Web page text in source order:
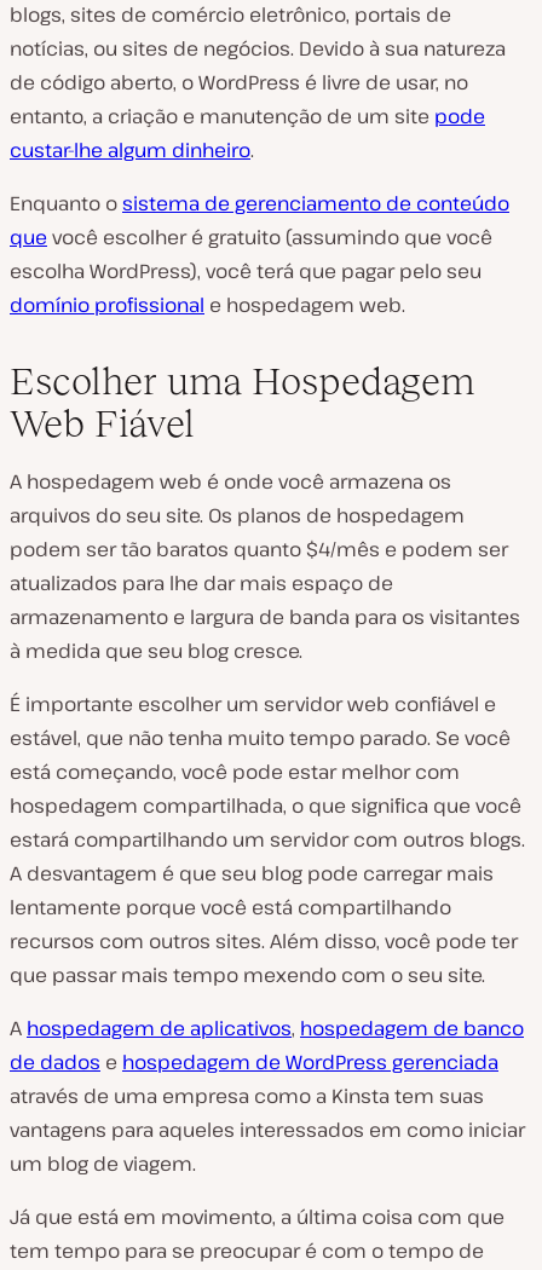
blogs, sites de comércio eletrônico, portais de
notícias, ou sites de negócios. Devido à sua natureza
de código aberto, o WordPress é livre de usar, no
entanto, a criação e manutenção de um site pode
custar-lhe algum dinheiro.
Enquanto osistema de gerenciamento de conteúdo
que você escolher é gratuito (assumindo que você
escolha WordPress), você terá que pagar pelo seu
domínio profissional e hospedagem web.
Escolher uma Hospedagem
Web Fiável
A hospedagem web é onde você armazena os
arquivos do seu site. Os planos de hospedagem
podem ser tão baratos quanto $4/mês e podem ser
atualizados para lhe dar mais espaço de
armazenamento e largura de banda para os visitantes
à medida que seu blog cresce.
É importante escolher um servidor web confiável e
estável, que não tenha muito tempo parado. Se você
está começando, você pode estar melhor com
hospedagem compartilhada, o que significa que você
estará compartilhando um servidor com outros blogs.
A desvantagem é que seu blog pode carregar mais
lentamente porque você está compartilhando
recursos com outros sites. Além disso, você pode ter
que passar mais tempo mexendo com o seu site.
A hospedagem de aplicativos, hospedagem de banco
de dados e hospedagem de WordPress gerenciada
através de uma empresa como a Kinsta tem suas
vantagens para aqueles interessados em como iniciar
um blog de viagem.
Já que está em movimento, a última coisa com que
tem tempo para se preocupar é com o tempo de